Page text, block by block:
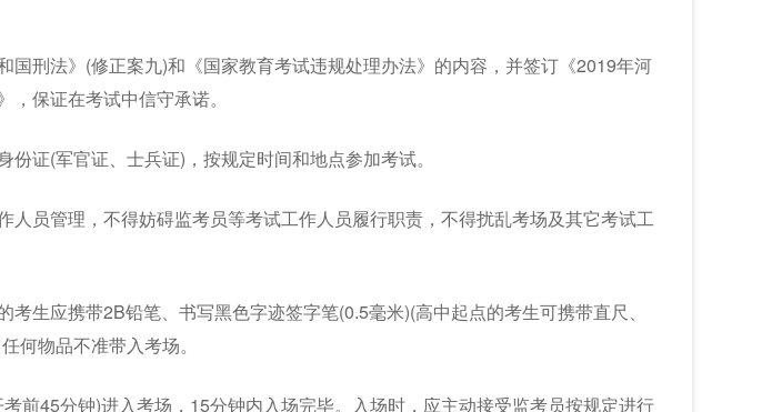
国刑法》(修正案九)和《国家教育考试违规处理办法》的内容，并签订《2019年河
保证在考试中信守承诺。
证(军官证、士兵证)，按规定时间和地点参加考试。
人员管理，不得妨碍监考员等考试工作人员履行职责，不得扰乱考场及其它考试工
考生应携带2B铅笔、书写黑色字迹签字笔(0.5毫米)(高中起点的考生可携带直尺、
何物品不准带入考场。
前45分钟)进入考场，15分钟内入场完毕。入场时，应主动接受监考员按规定进行